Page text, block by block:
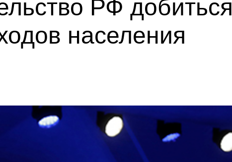
РФ добиться
населения